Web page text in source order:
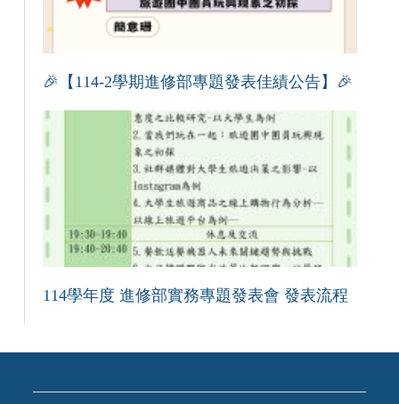
🎉【114-2學期進修部專題發表佳績公告】🎉
114學年度 進修部實務專題發表會 發表流程